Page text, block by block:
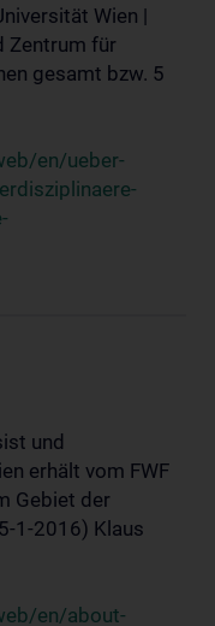
Wien |
Zentrum für
gesamt bzw. 5
en/ueber-
und
erhält vom FWF
Gebiet der
1-2016) Klaus
en/about-